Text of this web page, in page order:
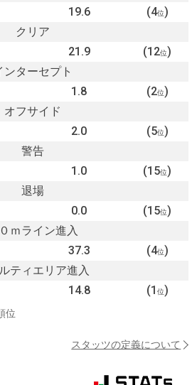
19.6 (4位)
クリア
21.9 (12位)
ンターセプト
1.8 (2位)
オフサイド
2.0 (5位)
警告
1.0 (15位)
退場
0.0 (15位)
ｍライン進入
37.3 (4位)
ティエリア進入
14.8 (1 位)
位
スタッツの定義について